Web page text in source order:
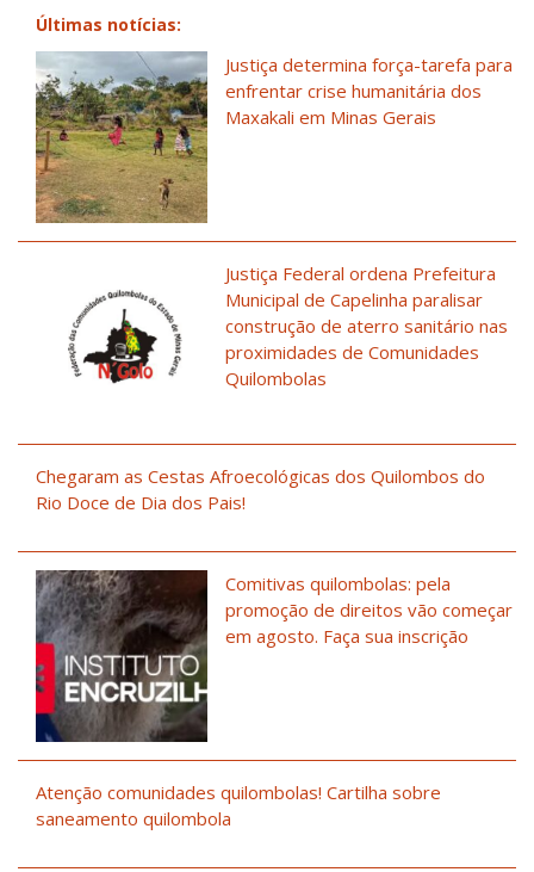
Últimas notícias:
Justiça determina força-tarefa para
enfrentar crise humanitária dos
Maxakali em Minas Gerais
Justiça Federal ordena Prefeitura
Municipal de Capelinha paralisar
construção de aterro sanitário nas
proximidades de Comunidades
Quilombolas
Chegaram as Cestas Afroecológicas dos Quilombos do
Rio Doce de Dia dos Pais!
Comitivas quilombolas: pela
promoção de direitos vão começar
em agosto. Faça sua inscrição
Atenção comunidades quilombolas! Cartilha sobre
saneamento quilombola